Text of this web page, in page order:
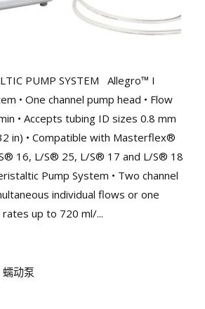
PUMP SYSTEM Allegro™ I
• One channel pump head • Flow
• Accepts tubing ID sizes 0.8 mm
in) • Compatible with Masterflex®
16, L/S® 25, L/S® 17 and L/S® 18
Pump System • Two channel
individual flows or one
up to 720 ml/...
蠕动泵